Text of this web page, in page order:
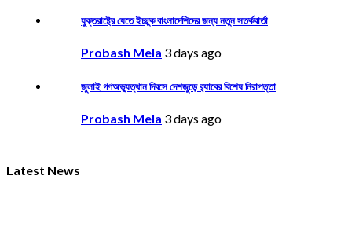
যুক্তরাষ্ট্রে যেতে ইচ্ছুক বাংলাদেশিদের জন্য নতুন সতর্কবার্তা
Probash Mela 3 days ago
জুলাই গণঅভ্যুত্থান দিবসে দেশজুড়ে র‌্যাবের বিশেষ নিরাপত্তা
Probash Mela 3 days ago
Latest News